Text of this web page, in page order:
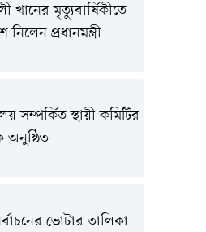
খানের মৃত্যুবার্ষিকীতে
প্রধানমন্ত্রী
সম্পর্কিত স্থায়ী কমিটির
অনুষ্ঠিত
ভোটার তালিকা